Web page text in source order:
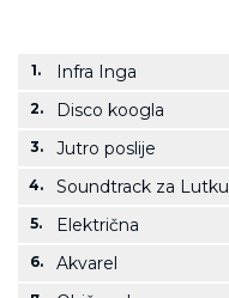
1. Infra Inga
2. Disco koogla
3. Jutro poslije
4. Soundtrack za Lutku
5. Električna
6. Akvarel